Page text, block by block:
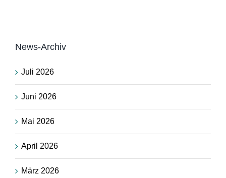
News-Archiv
Juli 2026
Juni 2026
Mai 2026
April 2026
März 2026